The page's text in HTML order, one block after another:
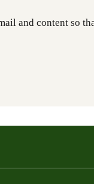
and content so